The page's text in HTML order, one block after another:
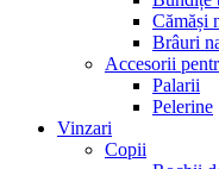
Cămăși
Brâuri
Accesorii
Palarii
Pelerine
Vinzari
Copii